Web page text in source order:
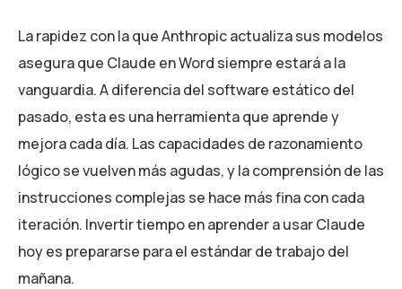
La rapidez con la que Anthropic actualiza sus modelos
asegura que Claude en Word siempre estará a la
vanguardia. A diferencia del software estático del
pasado, esta es una herramienta que aprende y
mejora cada día. Las capacidades de razonamiento
lógico se vuelven más agudas, y la comprensión de las
instrucciones complejas se hace más fina con cada
iteración. Invertir tiempo en aprender a usar Claude
hoy es prepararse para el estándar de trabajo del
mañana.